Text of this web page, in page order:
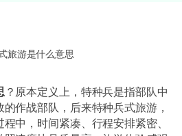
旅游是什么意思
？原本定义上，特种兵是指部队中
作战部队，后来特种兵式旅游，
中，时间紧凑、行程安排紧密、